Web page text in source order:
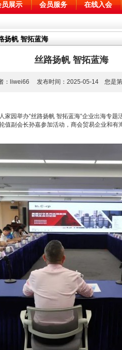
展示 会员服务 在线入会
扬帆 智拓蓝海
丝路扬帆 智拓蓝海
：liwei66 发布时间：2025-05-14 您是
家园举办“丝路扬帆 智拓蓝海“企业出海专题
值副会长孙嘉参加活动，商会贸易企业和